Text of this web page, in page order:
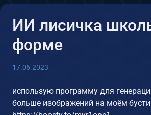
ИИ лисичка
форме
17.06.2023
использую программу для
больше изображений на моём бусти